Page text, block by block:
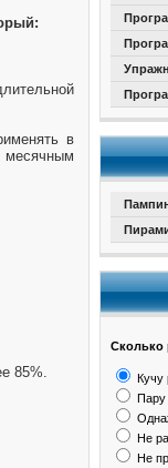
в
85%.
Сколько
Кучу
Пару
Не
Не